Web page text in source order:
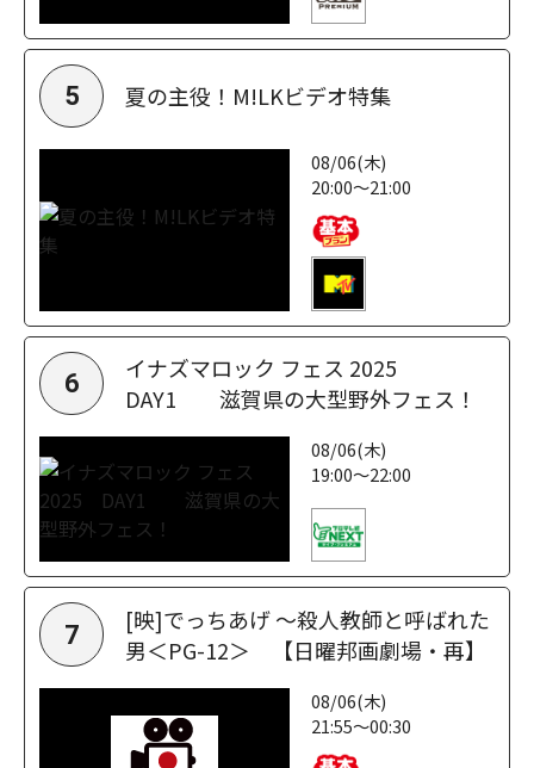
5 夏の主役！M!LKビデオ特集
08/06(木)
20:00～21:00
6
イナズマロック フェス 2025
DAY1 滋賀県の大型野外フェス！
08/06(木)
19:00～22:00
7
[映]でっちあげ ～殺人教師と呼ばれた
男＜PG-12＞ 【日曜邦画劇場・再】
08/06(木)
21:55～00:30